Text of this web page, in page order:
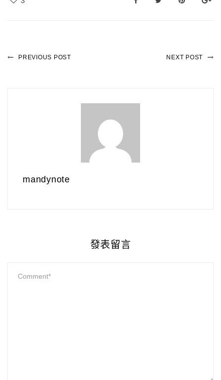
PREVIOUS POST NEXT POST
mandynote
發表留言